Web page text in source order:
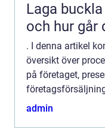
Laga buckla på bil
och hur går
. I denna artikel
översikt över
på företaget,
mellan olika
admin